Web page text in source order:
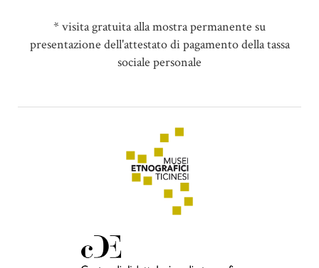
* visita gratuita alla mostra permanente su
presentazione dell'attestato di pagamento della tassa
sociale personale